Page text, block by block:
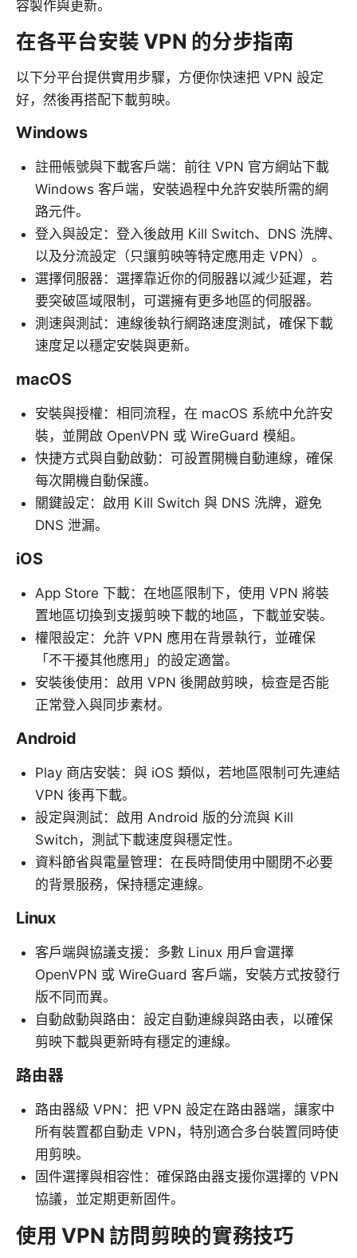
容製作與更新。
在各平台安裝 VPN 的分步指南
以下分平台提供實用步驟，方便你快速把 VPN 設定
好，然後再搭配下載剪映。
Windows
註冊帳號與下載客戶端：前往 VPN 官方網站下載
Windows 客戶端，安裝過程中允許安裝所需的網
路元件。
登入與設定：登入後啟用 Kill Switch、DNS 洗牌、
以及分流設定（只讓剪映等特定應用走 VPN）。
選擇伺服器：選擇靠近你的伺服器以減少延遲，若
要突破區域限制，可選擁有更多地區的伺服器。
測速與測試：連線後執行網路速度測試，確保下載
速度足以穩定安裝與更新。
macOS
安裝與授權：相同流程，在 macOS 系統中允許安
裝，並開啟 OpenVPN 或 WireGuard 模組。
快捷方式與自動啟動：可設置開機自動連線，確保
每次開機自動保護。
關鍵設定：啟用 Kill Switch 與 DNS 洗牌，避免
DNS 泄漏。
iOS
App Store 下載：在地區限制下，使用 VPN 將裝
置地區切換到支援剪映下載的地區，下載並安裝。
權限設定：允許 VPN 應用在背景執行，並確保
「不干擾其他應用」的設定適當。
安裝後使用：啟用 VPN 後開啟剪映，檢查是否能
正常登入與同步素材。
Android
Play 商店安裝：與 iOS 類似，若地區限制可先連結
VPN 後再下載。
設定與測試：啟用 Android 版的分流與 Kill
Switch，測試下載速度與穩定性。
資料節省與電量管理：在長時間使用中關閉不必要
的背景服務，保持穩定連線。
Linux
客戶端與協議支援：多數 Linux 用戶會選擇
OpenVPN 或 WireGuard 客戶端，安裝方式按發行
版不同而異。
自動啟動與路由：設定自動連線與路由表，以確保
剪映下載與更新時有穩定的連線。
路由器
路由器級 VPN：把 VPN 設定在路由器端，讓家中
所有裝置都自動走 VPN，特別適合多台裝置同時使
用剪映。
固件選擇與相容性：確保路由器支援你選擇的 VPN
協議，並定期更新固件。
使用 VPN 訪問剪映的實務技巧